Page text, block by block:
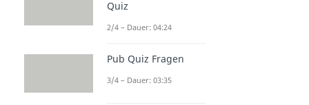
Quiz
2/4 – Dauer: 04:24
Pub Quiz Fragen
3/4 – Dauer: 03:35